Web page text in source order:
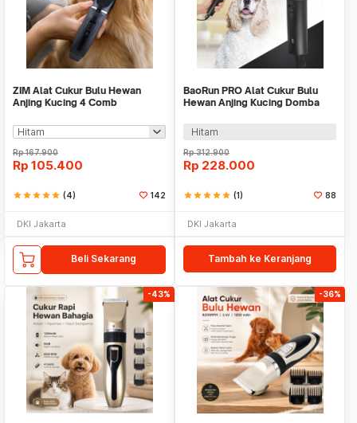
ZIM Alat Cukur Bulu Hewan
Anjing Kucing 4 Comb
Rp167.900
Rp 105.400
starstarstarstarstar (4) 142
DKI Jakarta
Beli Sekarang
BaoRun PRO Alat Cukur Bulu
Hewan Anjing Kucing Domba
Hitam
Rp312.900
Rp 228.000
starstarstarstarstar (1) 88
DKI Jakarta
Tambah ke Keranjang
-43% -36%